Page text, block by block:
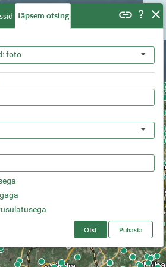
Täpsem otsing
foto
Otsi Puhasta